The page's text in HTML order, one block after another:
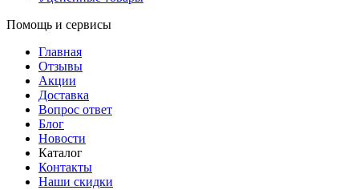
Помощь и сервисы
Главная
Отзывы
Акции
Доставка
Вопрос ответ
Блог
Новости
Каталог
Контакты
Наши скидки